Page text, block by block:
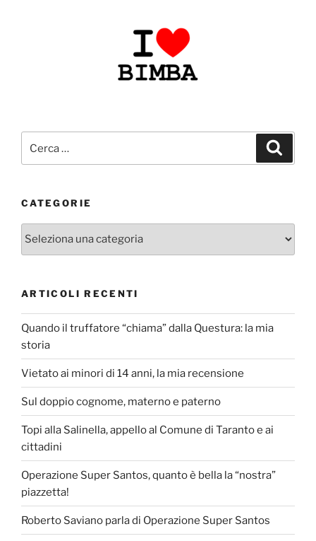
CATEGORIE
Categorie
ARTICOLI RECENTI
Quando il truffatore “chiama” dalla Questura: la mia
storia
Vietato ai minori di 14 anni, la mia recensione
Sul doppio cognome, materno e paterno
Topi alla Salinella, appello al Comune di Taranto e ai
cittadini
Operazione Super Santos, quanto è bella la “nostra”
piazzetta!
Roberto Saviano parla di Operazione Super Santos